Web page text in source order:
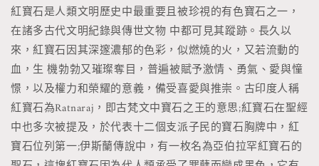
紅寶石是人類文明歷史中最重要且被珍視的有色寶石之一，
在諸多古代文明紀錄與傳世文物 中都可見其蹤跡。長久以
來，紅寶石因其深邃濃郁的色彩，似燃燒的火，又若流動的
血，生 機勃勃又璀璨奪目，普遍被賦予激情、勇氣、愛與憧
憬，以及權力和榮耀的意義，備受喜愛與推崇。古印度人稱
紅寶石為Ratnaraj，即古梵文中寶石之王的意思;紅寶石在聖經
中也多次被提及，於代表十二個支派子民的寶石胸牌中，紅
寶石位列第一;伊斯蘭傳說中，有一枚名為亞伯拉罕紅寶石的